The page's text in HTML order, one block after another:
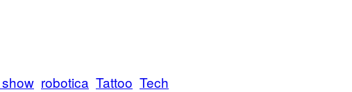
robotica Tattoo Tech